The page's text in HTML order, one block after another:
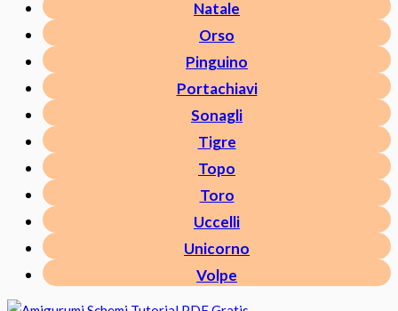
Natale
Orso
Pinguino
Portachiavi
Sonagli
Tigre
Topo
Toro
Uccelli
Unicorno
Volpe